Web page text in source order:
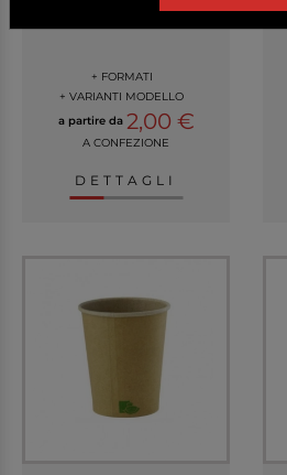
trasparente, 14...
+ FORMATI
+ VARIANTI MODELLO
a partire da 2,00 €
A CONFEZIONE
DETTAGLI